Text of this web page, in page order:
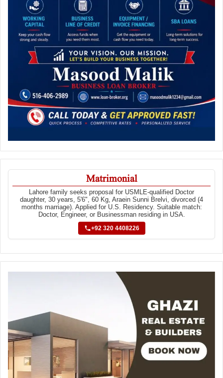
Matrimonial
Lahore family seeks proposal for USMLE-qualified Doctor
daughter, 30 years, 5'6", 60 Kg, Araein Sunni Brelvi, divorced (4
months marriage). Applied for U.S. Residency. Suitable match:
Doctor, Engineer, or Businessman residing in USA.
+92 320 4408226